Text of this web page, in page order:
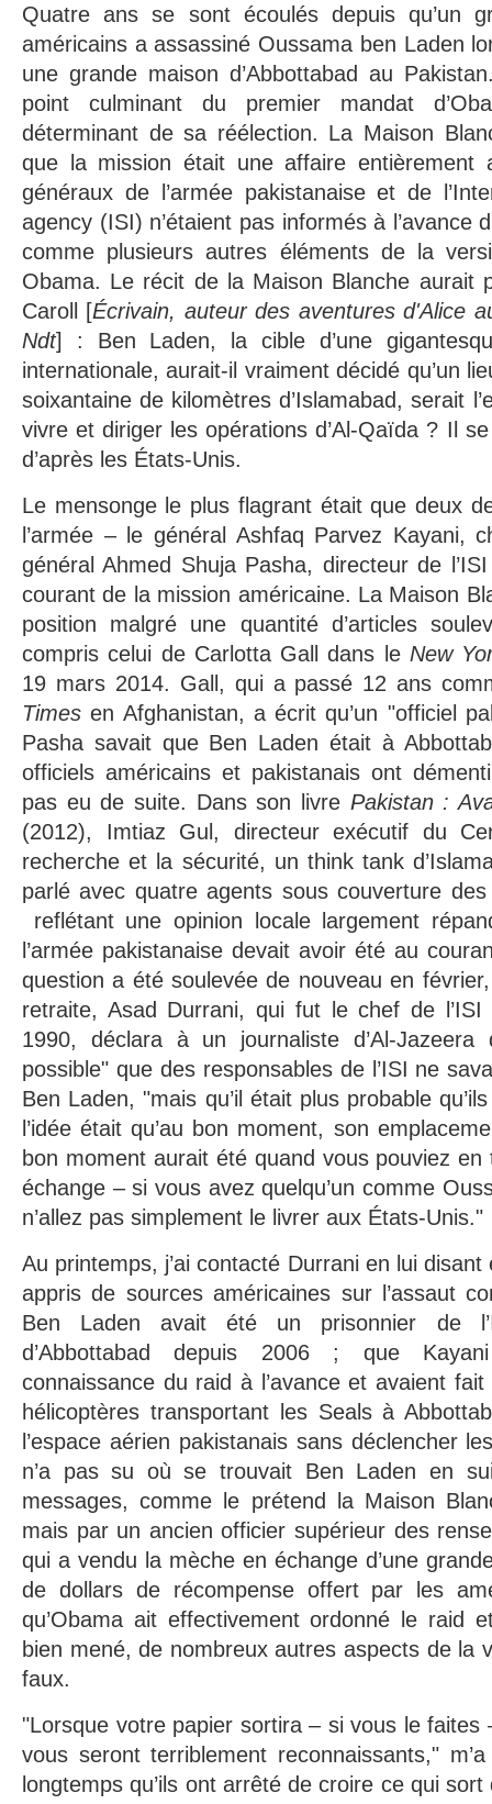
Quatre ans se sont écoulés depuis qu’un
américains a assassiné Oussama ben Laden
une grande maison d’Abbottabad au
point culminant du premier mandat
déterminant de sa réélection. La Maison
que la mission était une affaire entièrement
généraux de l’armée pakistanaise et de
agency (ISI) n’étaient pas informés à l’avance
comme plusieurs autres éléments de la
Obama. Le récit de la Maison Blanche aurait
Caroll [Écrivain, auteur des aventures d'Alice
Ndt] : Ben Laden, la cible d’une
internationale, aurait-il vraiment décidé qu’un
soixantaine de kilomètres d’Islamabad, serait
vivre et diriger les opérations d’Al-Qaïda ? Il
d’après les États-Unis.
Le mensonge le plus flagrant était que deux
l’armée – le général Ashfaq Parvez Kayani,
général Ahmed Shuja Pasha, directeur de
courant de la mission américaine. La Maison
position malgré une quantité d’articles
compris celui de Carlotta Gall dans le New
19 mars 2014. Gall, qui a passé 12 ans
Times en Afghanistan, a écrit qu’un "officiel
Pasha savait que Ben Laden était à
officiels américains et pakistanais ont
pas eu de suite. Dans son livre Pakistan :
(2012), Imtiaz Gul, directeur exécutif du
recherche et la sécurité, un think tank
parlé avec quatre agents sous couverture
reflétant une opinion locale largement
l’armée pakistanaise devait avoir été au
question a été soulevée de nouveau en
retraite, Asad Durrani, qui fut le chef de
1990, déclara à un journaliste d’Al-
possible" que des responsables de l’ISI ne
Ben Laden, "mais qu’il était plus probable
l’idée était qu’au bon moment, son
bon moment aurait été quand vous pouviez
échange – si vous avez quelqu’un comme
n’allez pas simplement le livrer aux États-Unis."
Au printemps, j’ai contacté Durrani en lui disant
appris de sources américaines sur l’assaut
Ben Laden avait été un prisonnier de
d’Abbottabad depuis 2006 ; que
connaissance du raid à l’avance et avaient
hélicoptères transportant les Seals à
l’espace aérien pakistanais sans déclencher
n’a pas su où se trouvait Ben Laden en
messages, comme le prétend la Maison
mais par un ancien officier supérieur des
qui a vendu la mèche en échange d’une
de dollars de récompense offert par les
qu’Obama ait effectivement ordonné le raid
bien mené, de nombreux autres aspects de la
faux.
"Lorsque votre papier sortira – si vous le faites
vous seront terriblement reconnaissants,"
longtemps qu’ils ont arrêté de croire ce qui